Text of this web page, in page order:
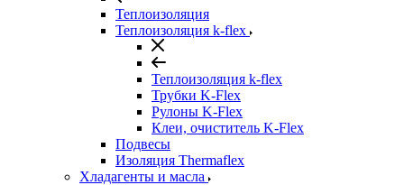
Теплоизоляция
Теплоизоляция k-flex
Теплоизоляция k-flex
Трубки K-Flex
Рулоны K-Flex
Клеи, очиститель K-Flex
Подвесы
Изоляция Thermaflex
Хладагенты и масла